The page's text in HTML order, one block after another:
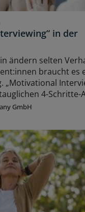
in der
ändern selten
braucht es
„Motivational
4-Schritte-
GmbH